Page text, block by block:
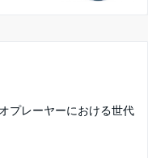
プレーヤーにおける世代